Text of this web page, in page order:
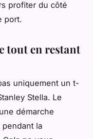
profiter du côté
port.
tout en restant
uniquement un t-
Stella. Le
démarche
la